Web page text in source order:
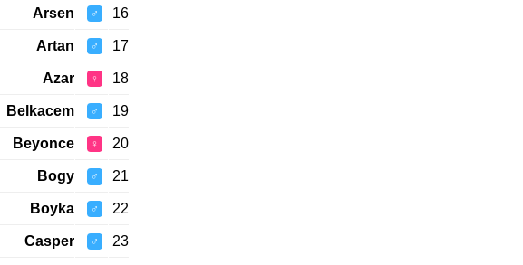
16
♂
Arsen
17
♂
Artan
18
♀
Azar
19
♂
Belkacem
20
♀
Beyonce
21
♂
Bogy
22
♂
Boyka
23
♂
Casper